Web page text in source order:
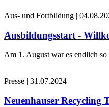
Aus- und Fortbildung |
Ausbildungsstart -
Am 1. August war es endlich
Presse | 31.07.2024
Neuenhauser Recycling